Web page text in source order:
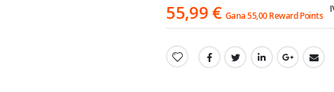
55,99 € Gana 55,00 Reward Points